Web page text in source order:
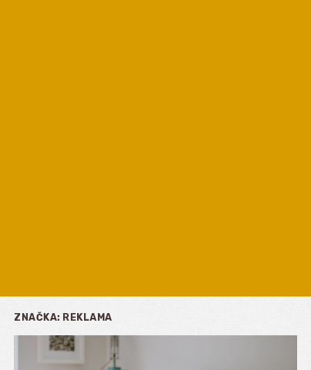
ZNAČKA: REKLAMA